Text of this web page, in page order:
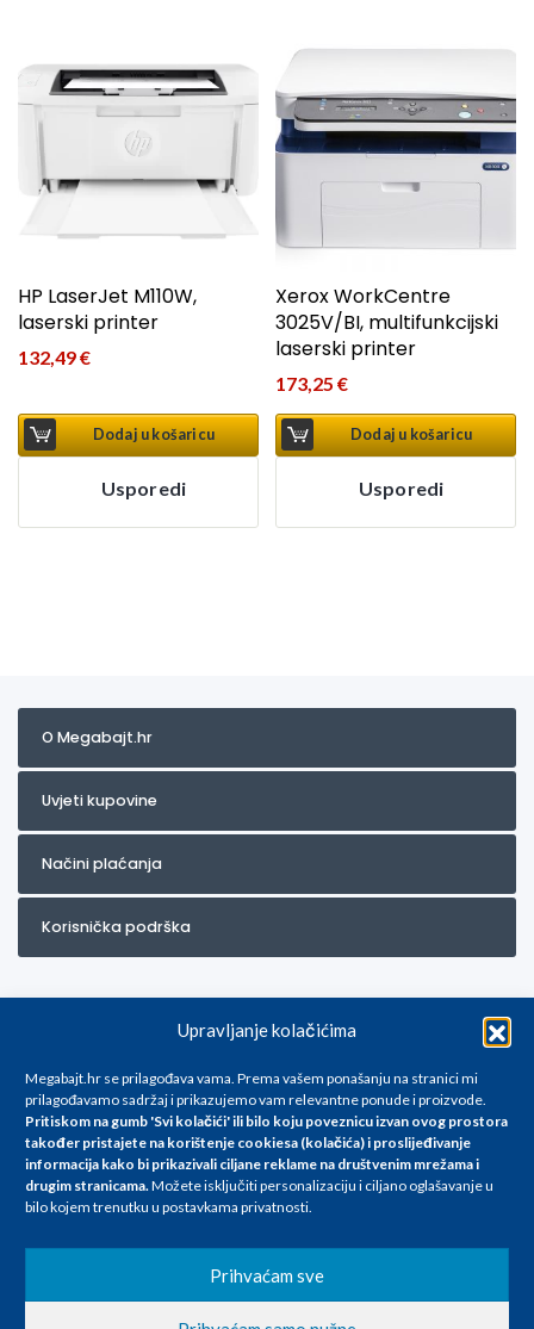
Upravljanje kolačićima
Megabajt.hr se prilagođava vama. Prema vašem ponašanju na stranici mi
prilagođavamo sadržaj i prikazujemo vam relevantne ponude i proizvode.
Pritiskom na gumb 'Svi kolačići' ili bilo koju poveznicu izvan ovog prostora
također pristajete na korištenje cookiesa (kolačića) i proslijeđivanje
informacija kako bi prikazivali ciljane reklame na društvenim mrežama i
drugim stranicama.Možete isključiti personalizaciju i ciljano oglašavanje u
bilo kojem trenutku u postavkama privatnosti.
Prihvaćam sve
HP LaserJet M110W,
laserski printer
132,49€
Dodaj u košaricu
Usporedi
Xerox WorkCentre
3025V/BI, multifunkcijski
laserski printer
173,25€
Dodaj u košaricu
Usporedi
O Megabajt.hr
Uvjeti kupovine
Načini plaćanja
Korisnička podrška
Za artikle kojih trenutno nema u ponudi obratite nam se na
info@megabajt.hr. Sve cijene su informativnog karaktera i podložne su
promjenama, a
iskazane su za avansno plaćanje(gotovina) u Eurima i uključuju PDV. Sve
se razlikovati od cijena u našim poslovnicama. Trudimo se dati što bolji
i točniji opis i sliku. Unatoč tome, ne možemo garantirati da su svi